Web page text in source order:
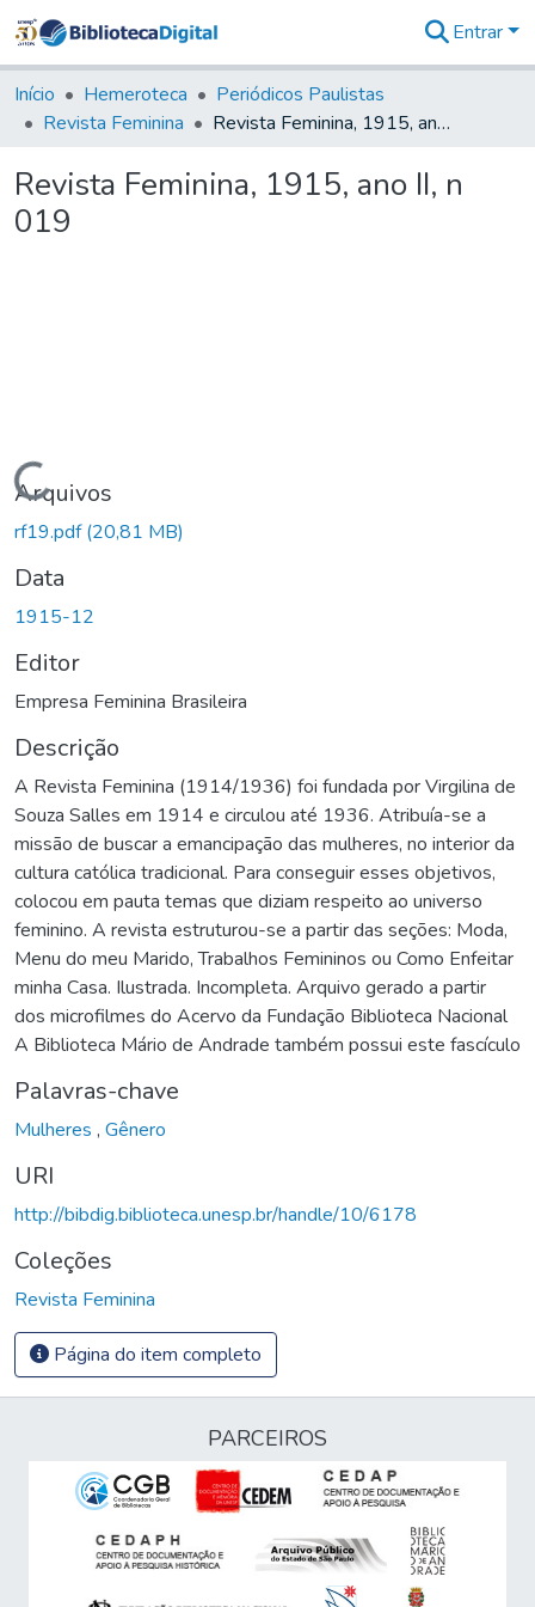
&
Coleções
Tudo na
Digital
Entrar
Início Hemeroteca
Periódicos Paulistas
Revista Feminina
Revista Feminina, 1915, ano II, n 019
Revista Feminina, 1915, ano II, n
019
Carregando...
Arquivos
rf19.pdf(20,81 MB)
Data
1915-12
Editor
Empresa Feminina Brasileira
Descrição
A Revista Feminina (1914/1936) foi fundada por Virgilina de
Souza Salles em 1914 e circulou até 1936. Atribuía-se a
missão de buscar a emancipação das mulheres, no interior da
cultura católica tradicional. Para conseguir esses objetivos,
colocou em pauta temas que diziam respeito ao universo
feminino. A revista estruturou-se a partir das seções: Moda,
Menu do meu Marido, Trabalhos Femininos ou Como Enfeitar
minha Casa. Ilustrada. Incompleta. Arquivo gerado a partir
dos microfilmes do Acervo da Fundação Biblioteca Nacional
A Biblioteca Mário de Andrade também possui este fascículo
Palavras-chave
Mulheres , Gênero
URI
http://bibdig.biblioteca.unesp.br/handle/10/6178
Coleções
Revista Feminina
Página do item completo
PARCEIROS